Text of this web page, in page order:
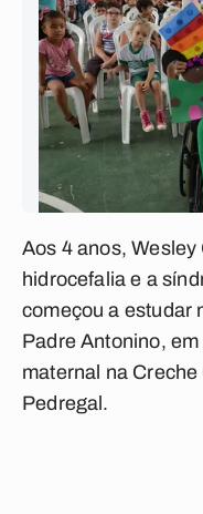
Aos 4 anos,
hidrocefalia e a
começou a estudar
Padre Antonino,
maternal na
Pedregal.